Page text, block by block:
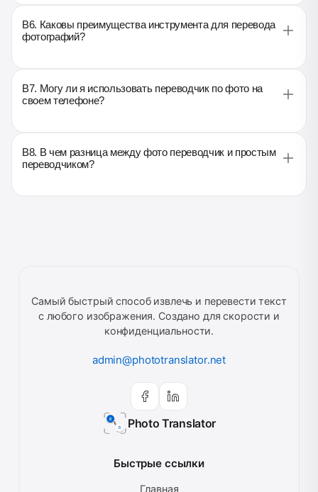
B6. Каковы преимущества инструмента для перевода
фотографий?
B7. Могу ли я использовать переводчик по фото на
своем телефоне?
B8. В чем разница между фото переводчик и простым
переводчиком?
Photo Translator
Самый быстрый способ извлечь и перевести текст
с любого изображения. Создано для скорости и
конфиденциальности.
admin@phototranslator.net
Быстрые ссылки
Главная